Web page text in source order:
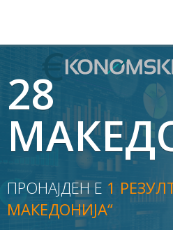
АКТУЕЛНО
ЕКОНОМИЈА
ФИНАНСИИ
БАНКАРСТВО
ЖИВОТ
28
ПРОНАЈДЕН Е 1
МАКЕДОНИЈА“